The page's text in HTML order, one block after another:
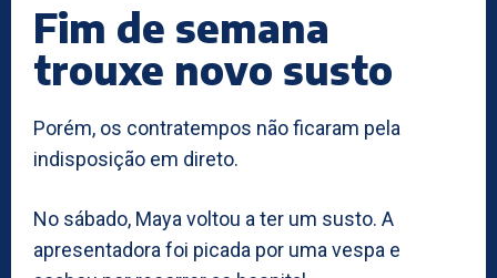
Fim de semana
trouxe novo susto
Porém, os contratempos não ficaram pela
indisposição em direto.
No sábado, Maya voltou a ter um susto. A
apresentadora foi picada por uma vespa e